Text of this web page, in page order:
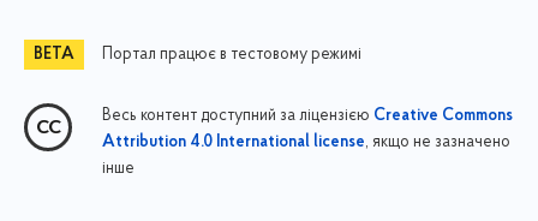
Портал працює в тестовому режимі
Весь контент доступний за ліцензією Creative Commons
Attribution 4.0 International license, якщо не зазначено
інше